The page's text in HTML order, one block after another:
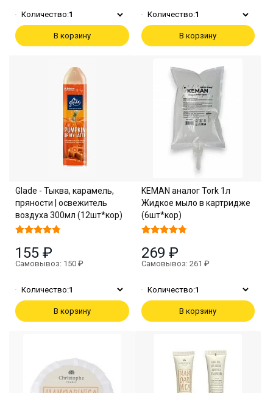
Количество:1
В корзину
Количество:1
В корзину
Glade - Тыква, карамель,
пряности | освежитель
воздуха 300мл (12шт*кор)
155 ₽
Самовывоз: 150 ₽
Количество:1
В корзину
KEMAN аналог Tork 1л
Жидкое мыло в картридже
(6шт*кор)
269 ₽
Самовывоз: 261 ₽
Количество:1
В корзину